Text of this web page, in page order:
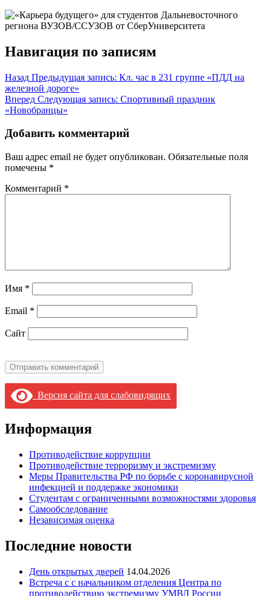
Навигация по записям
Назад Предыдущая запись: Кл. час в 231 группе «ПДД на
железной дороге»
Вперед Следующая запись: Спортивный праздник
«Новобранцы»
Добавить комментарий
Ваш адрес email не будет опубликован. Обязательные поля
помечены *
Комментарий *
Имя *
Email *
Сайт
Версия сайта для слабовидящих
Информация
Противодействие коррупции
Противодействие терроризму и экстремизму
Меры Правительства РФ по борьбе с коронавирусной
инфекцией и поддержке экономики
Студентам с ограниченными возможностями здоровья
Самообследование
Независимая оценка
Последние новости
День открытых дверей 14.04.2026
Встреча с с начальником отделения Центра по
противодействию экстремизму УМВД России